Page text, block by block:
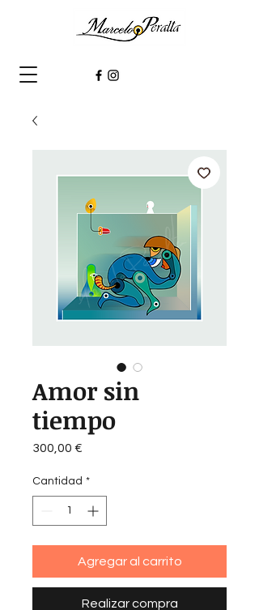
Amor sin
tiempo
300,00 €
Cantidad *
Agregar al carrito
Realizar compra